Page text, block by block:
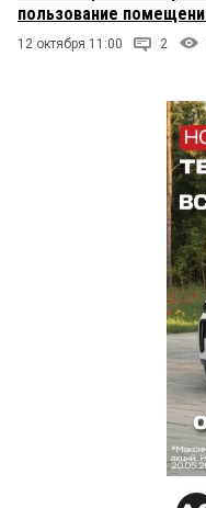
пользование
12 октября 11:00 2